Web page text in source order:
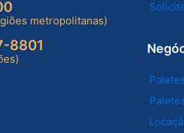
metropolitanas)
8801